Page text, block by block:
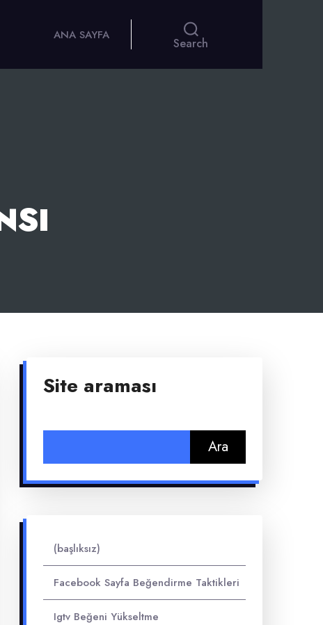
ANA SAYFA
Search
Site araması
(başlıksız)
Facebook Sayfa Beğendirme Taktikleri
Igtv Beğeni Yükseltme